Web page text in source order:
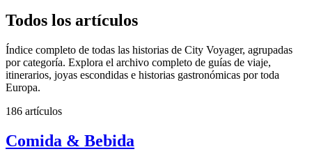
Todos los artículos
Índice completo de todas las historias de City Voyager, agrupadas
por categoría. Explora el archivo completo de guías de viaje,
itinerarios, joyas escondidas e historias gastronómicas por toda
Europa.
186 artículos
Comida & Bebida